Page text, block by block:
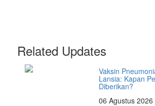
Related Updates
Vaksin
Lansia: Kapan
Diberikan?
06 Agustus 2026